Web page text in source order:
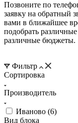
Позвоните по
заявку на обратный
вами в ближайшее
подобрать
различные бюджеты.
Фильтр
Сортировка
Производитель
Иваново (6)
Вид блока